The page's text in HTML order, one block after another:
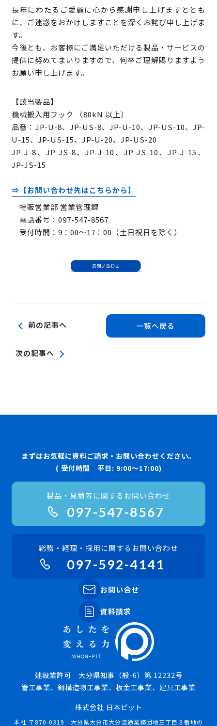
長年にわたるご愛顧に心から感謝申し上げますととも
に、ご迷惑をおかけしますことを深くお詫び申し上げま
す。
今後とも、お客様にご満足いただける製品・サービスの
提供に努めてまいりますので、何卒ご理解賜りますよう
お願い申し上げます。
【該当製品】
機械搬入用フック （80kN 以上）
品番：JP-U-8、JP-US-8、JP-U-10、JP-US-10、JP-
U-15、JP-US-15、JP-U-20、JP-US-20
JP-J-8、JP-JS-8、JP-J-10、JP-JS-10、JP-J-15、
JP-JS-15
⇒【お問い合わせ先はこちらから】
特販営業部 営業管理課
電話番号：097-547-8567
受付時間：9：00～17：00（土日祝日を除く）
前の記事へ
次の記事へ
一覧へ戻る
まずはお気軽に資料ご請求・お問い合わせください。
( 受付時間 平日: 9:00〜17:00)
製品・見積等に関するお問い合わせ
097-547-8567
総務・経理・採用に関するお問い合わせ
097-592-4141
お問い合せ
資料請求
建設業許可 大分県知事（般-6）第 12232号
管工事業、鋼構造物工事業、板金工事業、建具工事業
株式会社 日本ピット
本社 〒870-0319 大分県大分市大分流通業務団地三丁目３番地の